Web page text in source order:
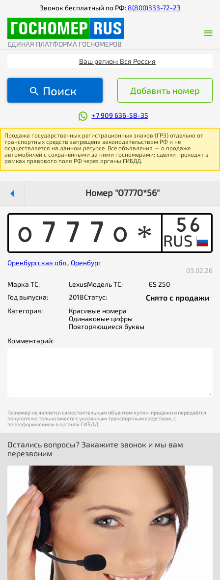
Звонок бесплатный по РФ: 8(800)333-72-23
ЕДИНАЯ ПЛАТФОРМА ГОСНОМЕРОВ
Ваш регион: Вся Россия
Поиск Добавить номер
+7 909 636-58-35
Продажа государственных регистрационных знаков (ГРЗ) отдельно от
транспортных средств запрещена законодательством РФ и не
осуществляется на данном ресурсе. Все объявления — о продаже
автомобилей с сохранёнными за ними госномерами; сделки проходят в
рамках правового поля РФ через органы ГИБДД.
Номер "О777О*56"
O 7 7 7 O *
56
Оренбургская обл., Оренбург
03.02.26
Марка ТС:
LexusМодель ТС:
ES 250
Год выпуска:
2018Статус: Снято с продажи
Категория:
Красивые номера
Одинаковые цифры
Повторяющиеся буквы
Комментарий:
Госномер не является самостоятельным объектом купли-продажи и передаётся
покупателю только вместе с указанным транспортным средством, с
переоформлением в органах ГИБДД.
Остались вопросы? Закажите звонок и мы вам
перезвоним